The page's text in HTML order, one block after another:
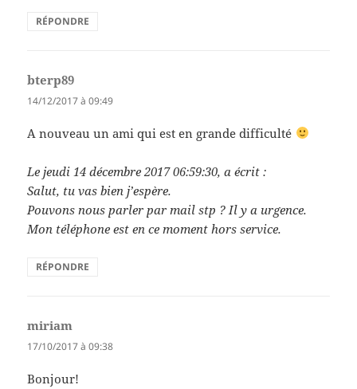
RÉPONDRE
bterp89
14/12/2017 à 09:49
A nouveau un ami qui est en grande difficulté
Le ‎jeudi‎ ‎14‎ ‎décembre‎ ‎2017‎ ‎06‎:‎59‎:‎30, a écrit :
Salut, tu vas bien j’espère.
Pouvons nous parler par mail stp ? Il y a urgence.
Mon téléphone est en ce moment hors service.
RÉPONDRE
miriam
17/10/2017 à 09:38
Bonjour!